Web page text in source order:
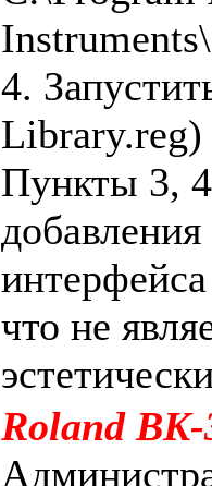
4.
Library.reg)
Пункты 3,
что не
Roland BK-